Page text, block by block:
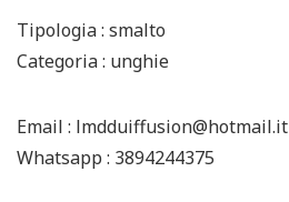
Tipologia : smalto
Categoria : unghie
Email : lmdduiffusion@hotmail.it
Whatsapp : 3894244375